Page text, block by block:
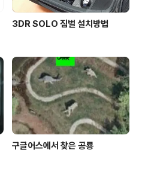
3DR SOLO 짐벌 설치방법
구글어스에서 찾은 공룡